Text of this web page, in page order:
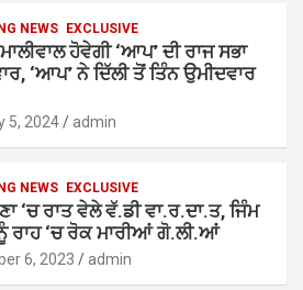
NEWS EXCLUSIVE
ਹੋਵੇਗੀ ‘ਆਪ’ ਦੀ ਰਾਜ ਸਭਾ
‘ਆਪ’ ਨੇ ਦਿੱਲੀ ਤੋਂ ਤਿੰਨ ਉਮੀਦਵਾਰ
5, 2024 admin
NEWS EXCLUSIVE
‘ਚ ਰਾਤ ਵੇਲੇ ਵੱ.ਡੀ ਵਾ.ਰ.ਦਾ.ਤ, ਜਿੰਮ
ਰਾਹ ‘ਚ ਰੋਕ ਮਾਰੀਆਂ ਗੋ.ਲੀ.ਆਂ
6, 2023 admin